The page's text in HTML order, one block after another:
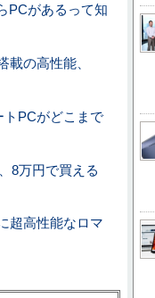
PCがあるって知
の高性能、
トPCがどこまで
8万円で買える
超高性能なロマ